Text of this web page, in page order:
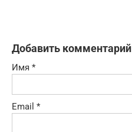
Добавить комментарий
Имя *
Email *